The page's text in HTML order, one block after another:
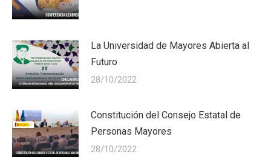
La Universidad de Mayores Abierta al
Futuro
28/10/2022
Constitución del Consejo Estatal de
Personas Mayores
28/10/2022